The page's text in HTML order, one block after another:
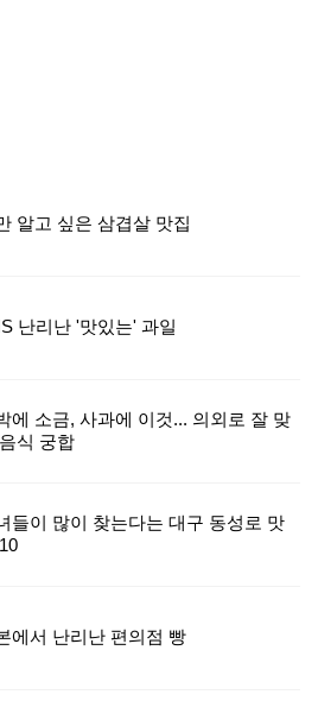
알고 싶은 삼겹살 맛집
난리난 '맛있는' 과일
에 소금, 사과에 이것... 의외로 잘 맞
식 궁합
들이 많이 찾는다는 대구 동성로 맛
에서 난리난 편의점 빵